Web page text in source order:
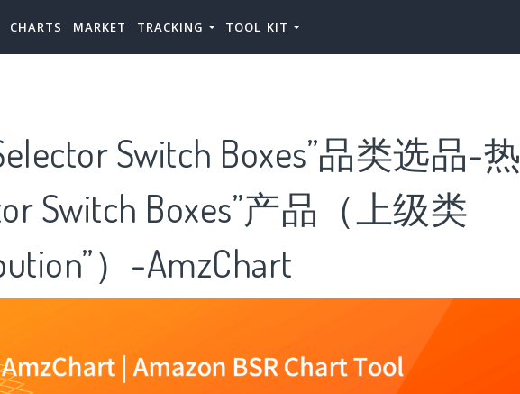
CHARTS MARKET TRACKING TOOL KIT
Switch Boxes”品类选品-热
Switch Boxes”产品（上级类
）-AmzChart